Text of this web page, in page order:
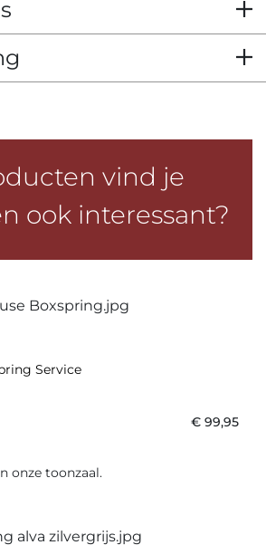
vind je
ook interessant?
Service
€ 99,95
toonzaal.
onze toonzaal.